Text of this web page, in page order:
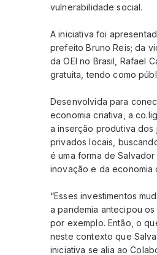
vulnerabilidade social.
A iniciativa foi
prefeito Bruno Reis; da
da OEI no Brasil, Rafael
gratuita, tendo como
Desenvolvida para
economia criativa, a
a inserção produtiva
privados locais,
é uma forma de
inovação e da economia
“Esses investimentos
a pandemia antecipou
por exemplo. Então, o
neste contexto que
iniciativa se alia ao